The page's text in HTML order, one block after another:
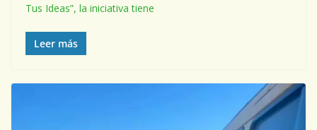
Tus Ideas”, la iniciativa tiene
Leer más